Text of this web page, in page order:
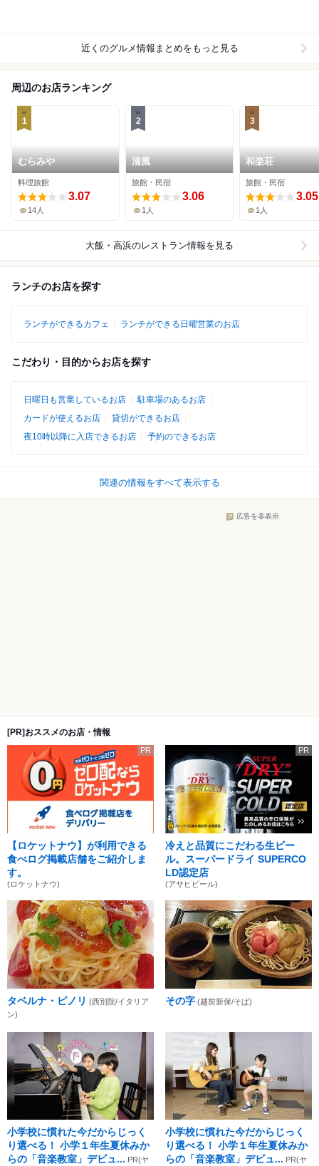
近くのグルメ情報まとめをもっと見る
周辺のお店ランキング
1
むらみや
料理旅館
3.07
14人
2
清風
旅館・民宿
3.06
1人
3
和楽荘
旅館・民宿
3.05
1人
大飯・高浜のレストラン情報を見る
ランチのお店を探す
ランチができるカフェ ランチができる日曜営業のお店
こだわり・目的からお店を探す
日曜日も営業しているお店
駐車場のあるお店
カードが使えるお店
貸切ができるお店
夜10時以降に入店できるお店
予約のできるお店
関連の情報をすべて表示する
広告を非表示
[PR]おススメのお店・情報
PR
【ロケットナウ】が利用できる
食べログ掲載店舗をご紹介しま
す。
(ロケットナウ)
PR
冷えと品質にこだわる生ビー
ル。スーパードライ SUPERCO
LD認定店
(アサヒビール)
タベルナ・ピノリ (西別院/イタリア
ン)
その字 (越前新保/そば)
小学校に慣れた今だからじっく
り選べる！ 小学１年生夏休みか
らの「音楽教室」デビュ... PR(ヤ
小学校に慣れた今だからじっく
り選べる！ 小学１年生夏休みか
らの「音楽教室」デビュ... PR(ヤ